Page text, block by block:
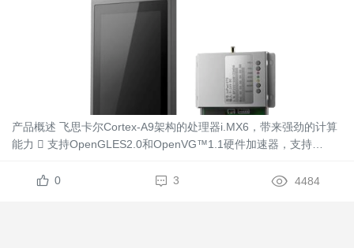
产品概述 飞思卡尔Cortex-A9架构的处理器i.MX6，带来强劲的计算
能力  支持OpenGLES2.0和OpenVG™1.1硬件加速器，支持
频体验 ...0 3 4484